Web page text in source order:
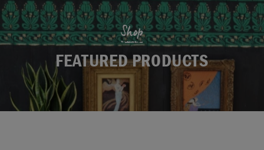
Shop
FEATURED PRODUCTS